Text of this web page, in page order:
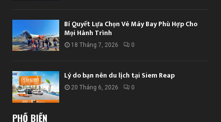
Bí Quyết Lựa Chọn Vé Máy Bay Phù Hợp Cho
Mọi Hành Trình
18 Tháng 7, 2026 0
Lý do bạn nên du lịch tại Siem Reap
20 Tháng 6, 2026 0
PHỔ BIẾN